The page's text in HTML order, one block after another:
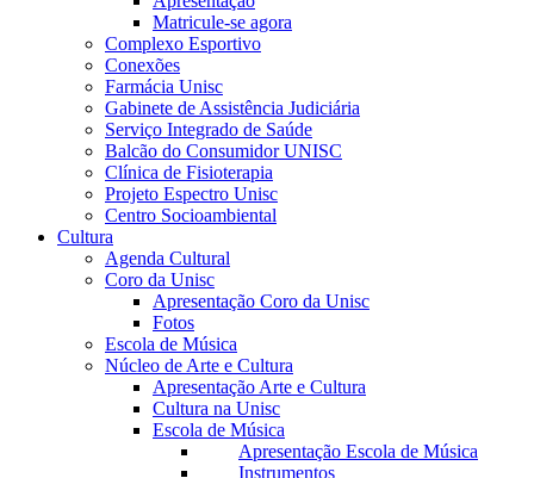
Matricule-se agora
Complexo Esportivo
Conexões
Farmácia Unisc
Gabinete de Assistência Judiciária
Serviço Integrado de Saúde
Balcão do Consumidor UNISC
Clínica de Fisioterapia
Projeto Espectro Unisc
Centro Socioambiental
Cultura
Agenda Cultural
Coro da Unisc
Apresentação Coro da Unisc
Fotos
Escola de Música
Núcleo de Arte e Cultura
Apresentação Arte e Cultura
Cultura na Unisc
Escola de Música
Apresentação Escola de Música
Instrumentos